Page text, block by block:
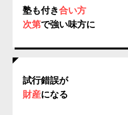
塾も付き合い方
次第で強い味方に
試行錯誤が
財産になる